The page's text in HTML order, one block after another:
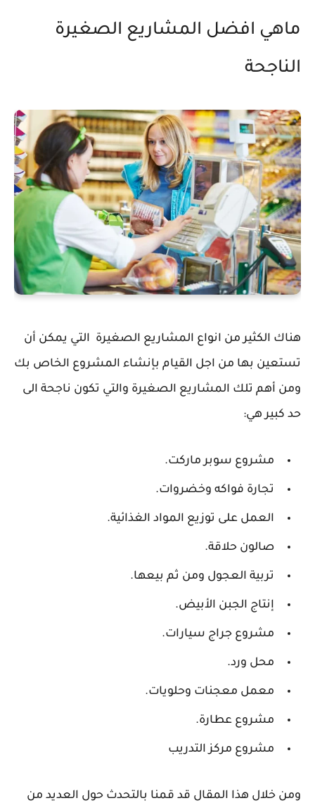
ماهي افضل المشاريع الصغيرة
الناجحة
هناك الكثير من انواع المشاريع الصغيرة التي يمكن أن
تستعين بها من اجل القيام بإنشاء المشروع الخاص بك
ومن أهم تلك المشاريع الصغيرة والتي تكون ناجحة الى
حد كبير هي:
مشروع سوبر ماركت.
تجارة فواكه وخضروات.
العمل على توزيع المواد الغذائية.
صالون حلاقة.
تربية العجول ومن ثم بيعها.
إنتاج الجبن الأبيض.
مشروع جراج سيارات.
محل ورد.
معمل معجنات وحلويات.
مشروع عطارة.
مشروع مركز التدريب
ومن خلال هذا المقال قد قمنا بالتحدث حول العديد من